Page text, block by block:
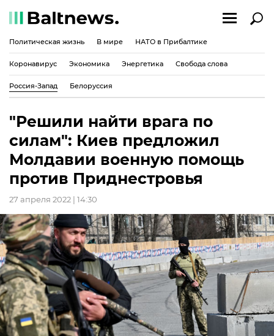
Политическая жизнь В мире НАТО в Прибалтике
Коронавирус Экономика Энергетика Свобода слова
Россия-Запад Белоруссия
"Решили найти врага по
силам": Киев предложил
Молдавии военную помощь
против Приднестровья
27 апреля 2022 | 14:30